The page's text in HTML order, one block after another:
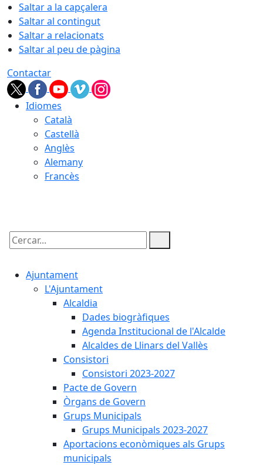
Saltar a la capçalera
Saltar al contingut
Saltar a relacionats
Saltar al peu de pàgina
Contactar
Idiomes
Català
Castellà
Anglès
Alemany
Francès
Cercar:
Ajuntament
L'Ajuntament
Alcaldia
Dades biogràfiques
Agenda Institucional de l'Alcalde
Alcaldes de Llinars del Vallès
Consistori
Consistori 2023-2027
Pacte de Govern
Òrgans de Govern
Grups Municipals
Grups Municipals 2023-2027
Aportacions econòmiques als Grups
municipals